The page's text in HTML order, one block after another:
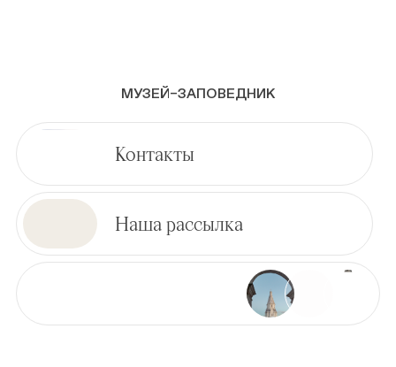
МУЗЕЙ–ЗАПОВЕДНИК
Контакты
Наша рассылка